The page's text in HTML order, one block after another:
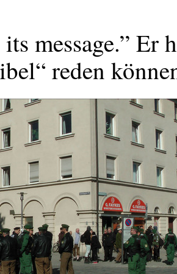
message.” Er
reden